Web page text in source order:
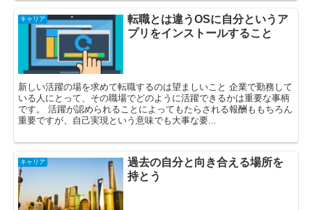
キャリア
転職とは違うOSに自分というア
プリをインストールすること
新しい活躍の場を求めて転職するのは望ましいこと 企業で勤務して
いる人にとって、その職場でどのように活躍できるかは重要な事柄
です。 活躍が認められることによってもたらされる報酬ももちろん
重要ですが、自己実現という意味でも大事な要...
キャリア
過去の自分と向き合える場所を
持とう